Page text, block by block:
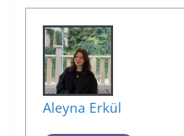
Aleyna Erkül